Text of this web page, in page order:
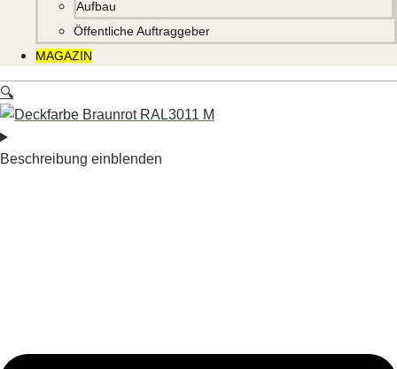
Aufbau
Öffentliche Auftraggeber
MAGAZIN
🔍
Beschreibung einblenden